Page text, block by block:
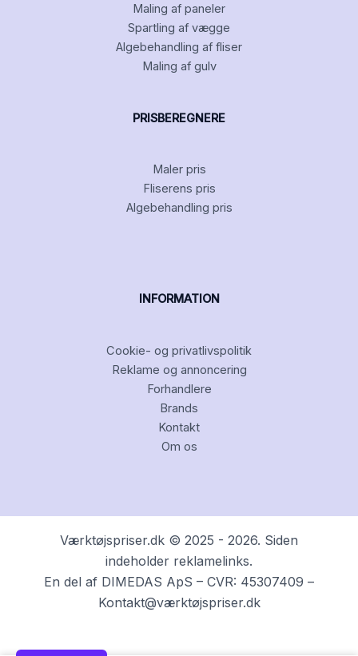
Maling af paneler
Spartling af vægge
Algebehandling af fliser
Maling af gulv
PRISBEREGNERE
Maler pris
Fliserens pris
Algebehandling pris
INFORMATION
Cookie- og privatlivspolitik
Reklame og annoncering
Forhandlere
Brands
Kontakt
Om os
Værktøjspriser.dk © 2025 - 2026. Siden
indeholder reklamelinks.
En del af DIMEDAS ApS – CVR: 45307409 –
Kontakt@værktøjspriser.dk